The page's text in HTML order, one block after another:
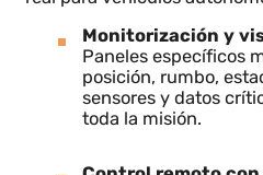
¿Cómo lo
Se integró Ikol USV, una
remoto, monitorización